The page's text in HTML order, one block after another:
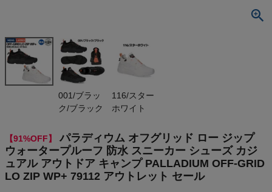
CHUMS
001/ブラッ
ク/ブラック
116/スター
ホワイト
【91%OFF】
パラディウム オフグリッド ロー ジップ
ウォータープルーフ 防水 スニーカー シューズ カジ
ュアル アウトドア キャンプ PALLADIUM OFF-GRID
LO ZIP WP+ 79112 アウトレット セール